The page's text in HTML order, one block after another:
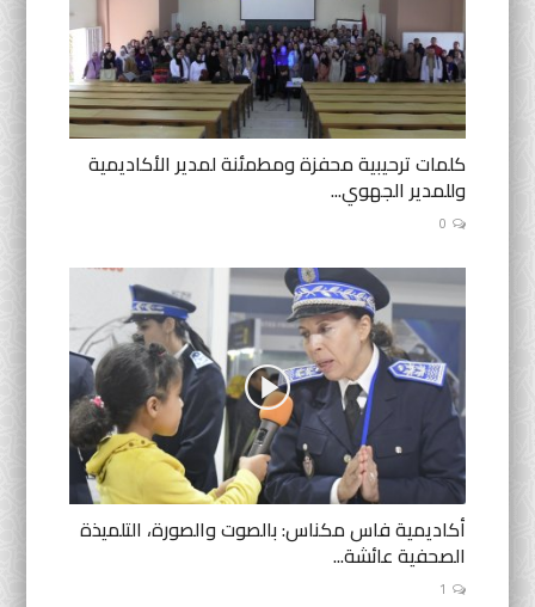
كلمات ترحيبية محفزة ومطمئنة لمدير الأكاديمية
وللمدير الجهوي...
0
أكاديمية فاس مكناس: بالصوت والصورة، التلميذة
الصحفية عائشة...
1